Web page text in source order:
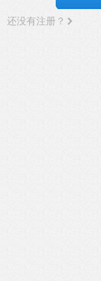
还没有注册？